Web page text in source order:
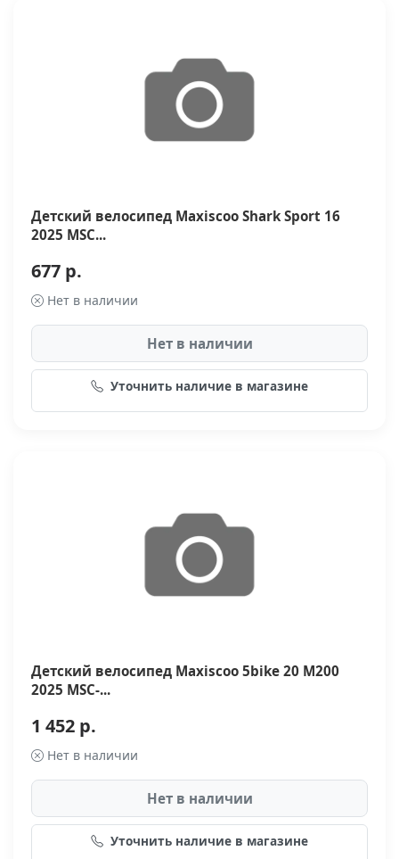
Детский велосипед Maxiscoo Shark Sport 16
2025 MSC...
677 р.
Нет в наличии
Нет в наличии
Уточнить наличие в магазине
Детский велосипед Maxiscoo 5bike 20 M200
2025 MSC-...
1 452 р.
Нет в наличии
Нет в наличии
Уточнить наличие в магазине